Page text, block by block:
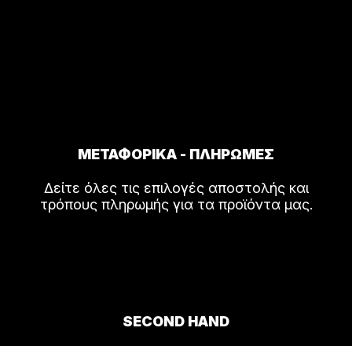
ΜΕΤΑΦΟΡΙΚΑ - ΠΛΗΡΩΜΕΣ
Δείτε όλες τις επιλογές αποστολής και
τρόπους πληρωμής για τα προϊόντα μας.
SECOND HAND